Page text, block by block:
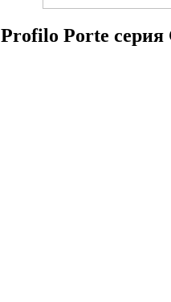
Profilo Porte серия